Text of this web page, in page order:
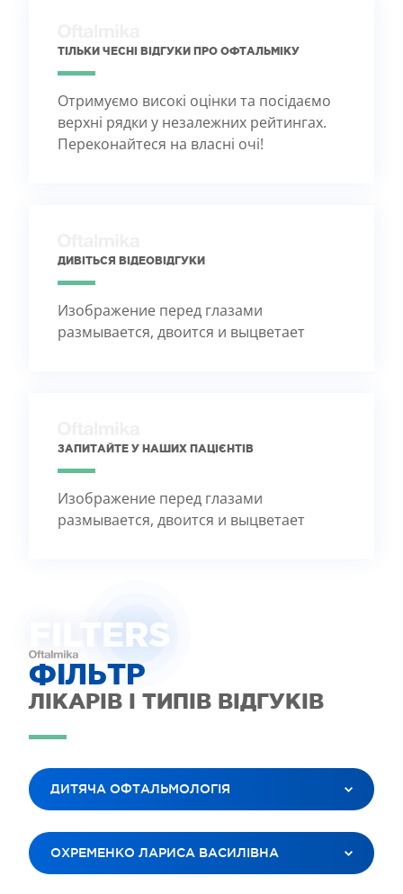
ТІЛЬКИ ЧЕСНІ ВІДГУКИ ПРО ОФТАЛЬМІКУ
Отримуємо високі оцінки та посідаємо
верхні рядки у незалежних рейтингах.
Переконайтеся на власні очі!
ДИВІТЬСЯ ВІДЕОВІДГУКИ
Изображение перед глазами
размывается, двоится и выцветает
ЗАПИТАЙТЕ У НАШИХ ПАЦІЄНТІВ
Изображение перед глазами
размывается, двоится и выцветает
FILTERS
ФІЛЬТР
ЛІКАРІВ І ТИПІВ ВІДГУКІВ
ДИТЯЧА ОФТАЛЬМОЛОГІЯ
ВСІ ПОСЛУГИ
ЛАЗЕРНА КОРЕКЦІЯ ЗОРУ
ОХРЕМЕНКО ЛАРИСА ВАСИЛІВНА